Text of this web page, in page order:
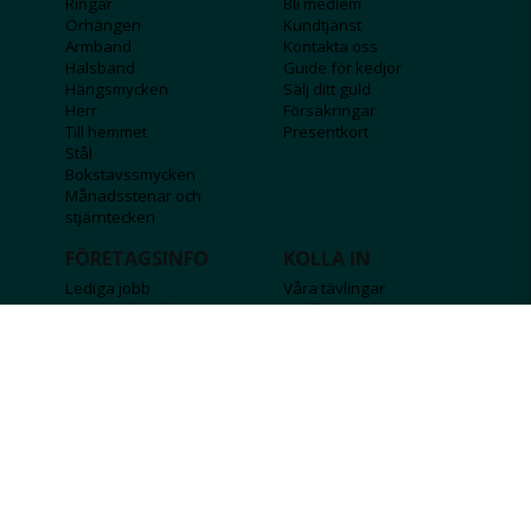
Örhängen
Armband
Halsband
Hängsmycken
Herr
Till hemmet
Stål
Bokstavssmycken
Månadsstenar och
stjärntecken
Kundtjänst
Kontakta oss
Guide för kedjor
Sälj ditt guld
Försäkringar
Presentkort
FÖRETAGSINFO
Lediga jobb
Företagskund
KOLLA IN
Våra tävlingar
Guldlotten